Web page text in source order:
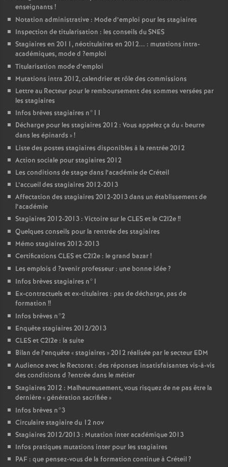
enseignants !
Notation administrative : Mode d’emploi pour les stagiaires
Inspection de titularisation : les conseils duSNES
Stagiaires en 2011, néotitulaires en 2012... : mutations intra-
académiques, mode d ?emploi
Titularisation mode d’emploi
Mutations intra 2012, calendrier et rôle des commissions
Lettre au Recteur pour le remboursement des sommes versées par
les stagiaires
Infos brèves stagiaires n°11
Décharge pour les stagiaires 2012 : Vous appelez ça du « beurre
dans les épinards »!
Liste des postes stagiaires disponibles à la rentrée 2012
Action sociale pour stagiaires 2012
Les conditions de stage dans l’académie de Créteil
L’accueil des stagiaires 2012-2013
Affectation des stagiaires 2012-2013 dans un établissement de
l’académie
Stagiaires 2012-2013 : Victoire sur leCLESet le C2I2e!!
Quelques conseils pour la rentrée des stagiaires
Mémo stagiaires 2012-2013
Certifications CLESet C2I2e : le grand bazar!
Les emplois d ?avenir professeur : une bonne idée?
Infos brèves stagiaires n°1
Ex-contractuels et ex-titulaires : pas de décharge, pas de
formation !!
Infos brèves n°2
Enquête stagiaires 2012/2013
CLESet C2I2e : la suite
Bilan de l’enquête «stagiaires » 2012 réalisée par le secteur EDM
Audience avec le Rectorat : des réponses insatisfaisantes vis-à-vis
des conditions d ?entrée dans le métier
Stagiaires 2012 : Malheureusement, vous risquez de ne pas être la
dernière «génération sacrifiée»
Infos brèves n°3
Circulaire stagiaire du 12 nov
Stagiaires 2012/2013 : Mutation inter académique 2013
Infos pratiques mutations inter pour les stagiaires
PAF : que pensez-vous de la formation continue à Créteil?